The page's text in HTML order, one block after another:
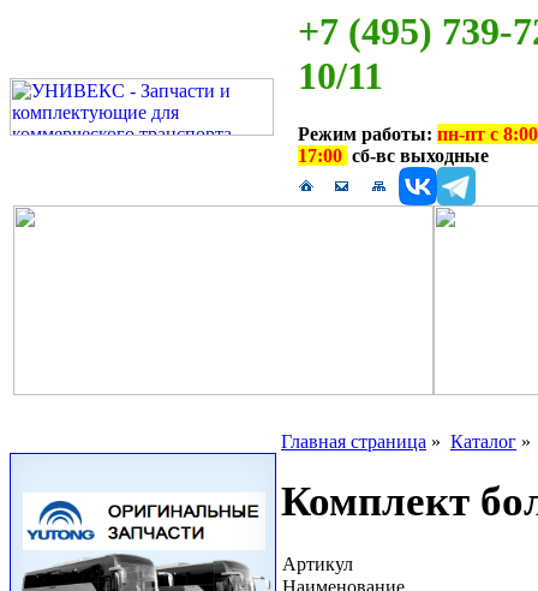
+7 (495) 739-
10/11
Режим работы: пн-пт с
17:00 сб-вс выходные
Главная страница » Каталог
Комплект
Артикул
Наименование